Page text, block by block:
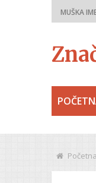
MUŠKA
Početna